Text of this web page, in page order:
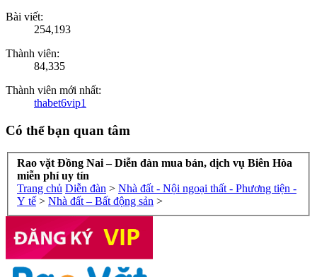
Bài viết:
254,193
Thành viên:
84,335
Thành viên mới nhất:
thabet6vip1
Có thể bạn quan tâm
Rao vặt Đồng Nai – Diễn đàn mua bán, dịch vụ Biên Hòa
miễn phí uy tín
Trang chủ Diễn đàn > Nhà đất - Nội ngoại thất - Phương tiện -
Y tế > Nhà đất – Bất động sản >